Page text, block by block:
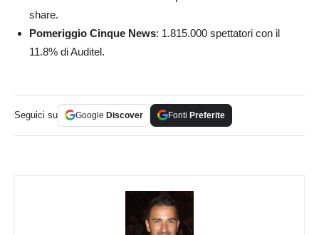
share.
Pomeriggio Cinque News: 1.815.000 spettatori con il
11.8% di Auditel.
Seguici su Google Discover Fonti Preferite